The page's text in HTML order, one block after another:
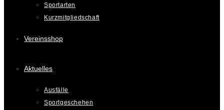
Sportarten
Kurzmitgliedschaft
Vereinsshop
Aktuelles
Ausfälle
Sportgeschehen